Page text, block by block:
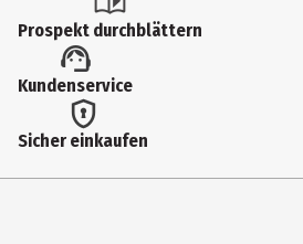
Prospekt durchblättern
Kundenservice
Sicher einkaufen